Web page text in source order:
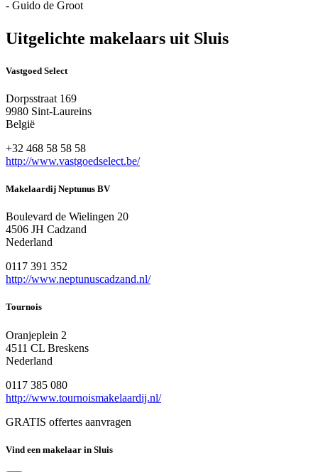
- Guido de Groot
Uitgelichte makelaars uit Sluis
Vastgoed Select
Dorpsstraat 169
9980 Sint-Laureins
België
+32 468 58 58 58
http://www.vastgoedselect.be/
Makelaardij Neptunus BV
Boulevard de Wielingen 20
4506 JH Cadzand
Nederland
0117 391 352
http://www.neptunuscadzand.nl/
Tournois
Oranjeplein 2
4511 CL Breskens
Nederland
0117 385 080
http://www.tournoismakelaardij.nl/
GRATIS offertes aanvragen
Vind een makelaar in Sluis